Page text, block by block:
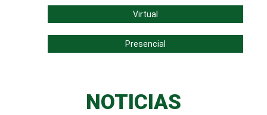
Virtual
Presencial
NOTICIAS